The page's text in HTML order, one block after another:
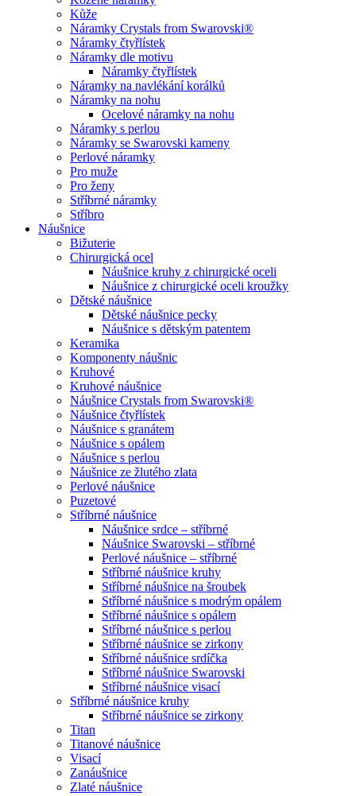
Kůže
Náramky Crystals from Swarovski®
Náramky čtyřlístek
Náramky dle motivu
Náramky čtyřlístek
Náramky na navlékání korálků
Náramky na nohu
Ocelové náramky na nohu
Náramky s perlou
Náramky se Swarovski kameny
Perlové náramky
Pro muže
Pro ženy
Stříbrné náramky
Stříbro
Náušnice
Bižuterie
Chirurgická ocel
Náušnice kruhy z chirurgické oceli
Náušnice z chirurgické oceli kroužky
Dětské náušnice
Dětské náušnice pecky
Náušnice s dětským patentem
Keramika
Komponenty náušnic
Kruhové
Kruhové náušnice
Náušnice Crystals from Swarovski®
Náušnice čtyřlístek
Náušnice s granátem
Náušnice s opálem
Náušnice s perlou
Náušnice ze žlutého zlata
Perlové náušnice
Puzetové
Stříbrné náušnice
Náušnice srdce – stříbrné
Náušnice Swarovski – stříbrné
Perlové náušnice – stříbrné
Stříbrné náušnice kruhy
Stříbrné náušnice na šroubek
Stříbrné náušnice s modrým opálem
Stříbrné náušnice s opálem
Stříbrné náušnice s perlou
Stříbrné náušnice se zirkony
Stříbrné náušnice srdíčka
Stříbrné náušnice Swarovski
Stříbrné náušnice visací
Stříbrné náušnice kruhy
Stříbrné náušnice se zirkony
Titan
Titanové náušnice
Visací
Zanáušnice
Zlaté náušnice